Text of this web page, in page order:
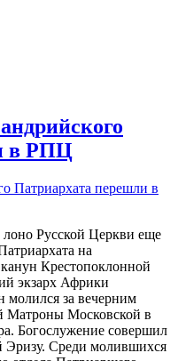
в РПЦ
Русской Церкви еще
на
Крестопоклонной
экзарх Африки
молился за вечерним
Матроны Московской в
Богослужение совершил
Эризу. Среди молившихся